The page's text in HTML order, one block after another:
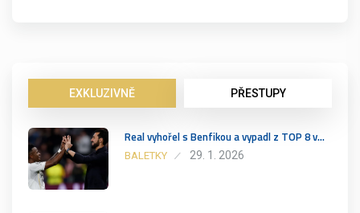
EXKLUZIVNĚ PŘESTUPY
Real vyhořel s Benfikou a vypadl z TOP 8 v…
BALETKY 29. 1. 2026